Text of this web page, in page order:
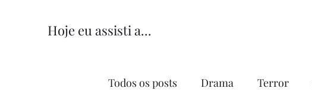
Hoje eu assisti a...
Todos os posts Drama Terror